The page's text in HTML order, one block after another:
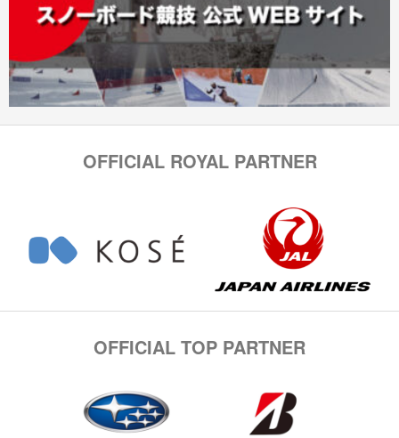
OFFICIAL ROYAL PARTNER
OFFICIAL TOP PARTNER